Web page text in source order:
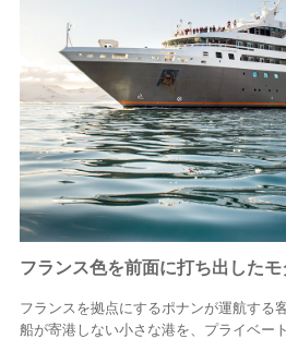
フランス色を前面に打ち出した
フランスを拠点にするポナンが運航する
船が寄港しない小さな港を、プライベー